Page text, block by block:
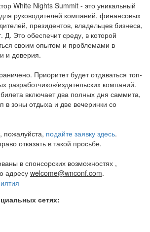
White Nights Summit - это уникальный
руководителей компаний, финансовых
президентов, владельцев бизнеса,
Д. Это обеспечит среду, в которой
своим опытом и проблемами в
и доверия.
Приоритет будет отдаваться топ-
разработчиков/издательских компаний.
включает два полных дня саммита,
в зоны отдыха и две вечеринки со
пожалуйста, подайте заявку здесь.
отказать в такой просьбе.
в спонсорских возможностях ,
адресу welcome@wnconf.com.
сетях: